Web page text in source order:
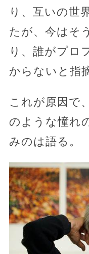
り、互いの世
たが、今はそ
り、誰がプロ
からないと指
これが原因で
のような憧れ
みのは語る。